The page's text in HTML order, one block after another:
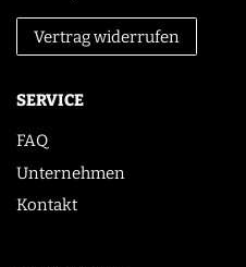
Vertrag widerrufen
SERVICE
FAQ
Unternehmen
Kontakt